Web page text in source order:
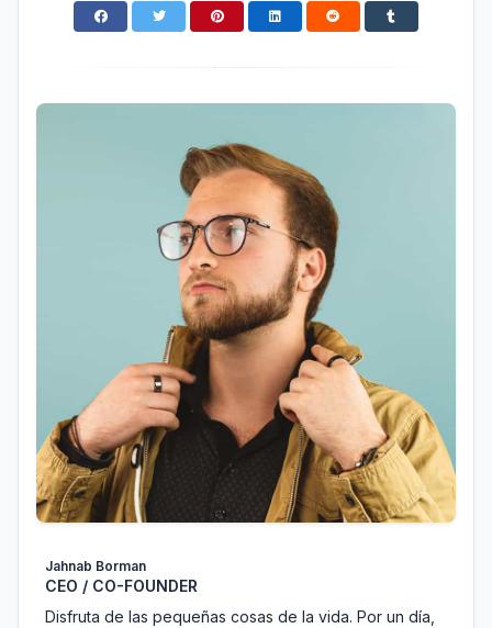
Jahnab Borman
CEO / CO-FOUNDER
Disfruta de las pequeñas cosas de la vida. Por un día,